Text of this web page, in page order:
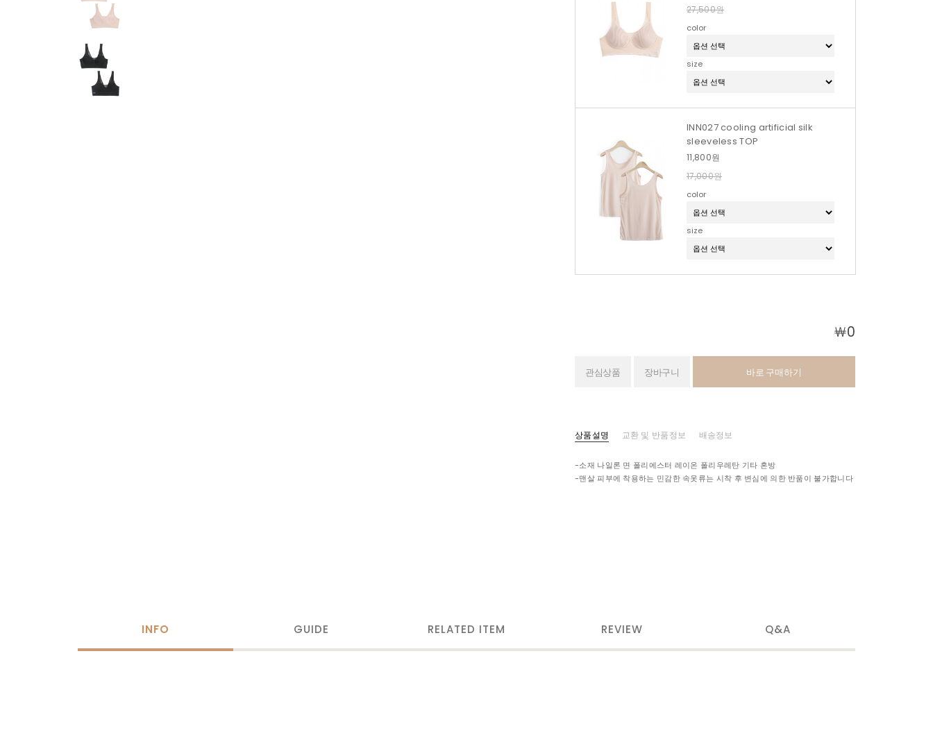
27,500원
color
size
INN027 cooling artificial silk
sleeveless TOP
11,800원
17,000원
color
size
￦0
관심상품 장바구니 바로 구매하기
상품설명 교환 및 반품정보 배송정보
-소재 나일론 면 폴리에스터 레이온 폴리우레탄 기타 혼방
-맨살 피부에 착용하는 민감한 속옷류는 시착 후 변심에 의한 반품이 불가합니다
INFO GUIDE RELATED ITEM REVIEW Q&A